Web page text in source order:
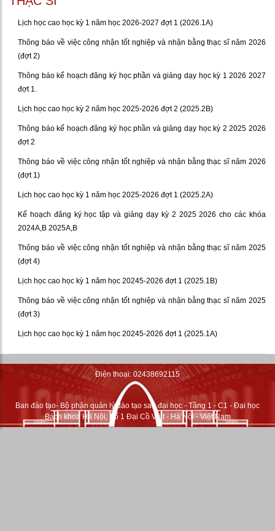
Lịch học cao học kỳ 1 năm học 2026-2027 đợt 1 (2026.1A)
Thông báo về việc công nhận tốt nghiệp và nhận bằng thạc sĩ năm 2026
(đợt 2)
Thông báo kế hoạch đăng ký học phần và giảng dạy học kỳ 1 2026 2027
đợt 1.
Lịch học cao học kỳ 2 năm học 2025-2026 đợt 2 (2025.2B)
Thông báo kế hoạch đăng ký học phần và giảng dạy học kỳ 2 2025 2026
đợt 2
Thông báo về việc công nhận tốt nghiệp và nhận bằng thạc sĩ năm 2026
(đợt 1)
Lịch học cao học kỳ 1 năm học 2025-2026 đợt 1 (2025.2A)
Kế hoạch đăng ký học tập và giảng dạy kỳ 2 2025 2026 cho các khóa
2024A,B 2025A,B
Thông báo về việc công nhận tốt nghiệp và nhận bằng thạc sĩ năm 2025
(đợt 4)
Lịch học cao học kỳ 1 năm học 20245-2026 đợt 1 (2025.1B)
Thông báo về việc công nhận tốt nghiệp và nhận bằng thạc sĩ năm 2025
(đợt 3)
Lịch học cao học kỳ 1 năm học 20245-2026 đợt 1 (2025.1A)
Điện thoại: 02438692115
Ban đào tạo- Bộ phận quản lý đào tạo sau đại học - Tầng 1 - C1 - Đại học
Bách khoa Hà Nội, Số 1 Đại Cồ Việt - Hà Nội - Việt Nam